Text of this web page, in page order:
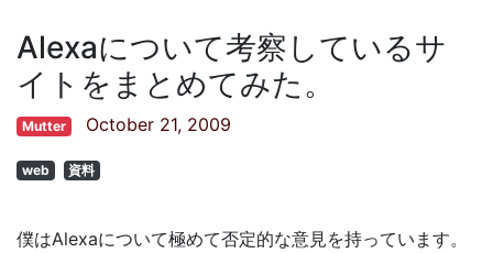
Alexaについて考察しているサ
イトをまとめてみた。
Mutter October 21, 2009
web 資料
僕はAlexaについて極めて否定的な意見を持っています。